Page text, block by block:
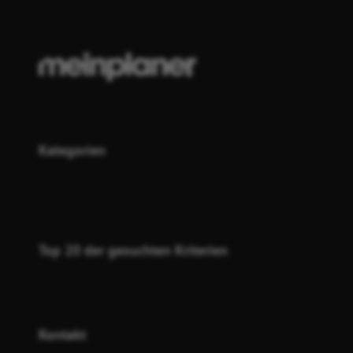
Kategorien
Top 20 der gesuchten Kriterien
Kontakt